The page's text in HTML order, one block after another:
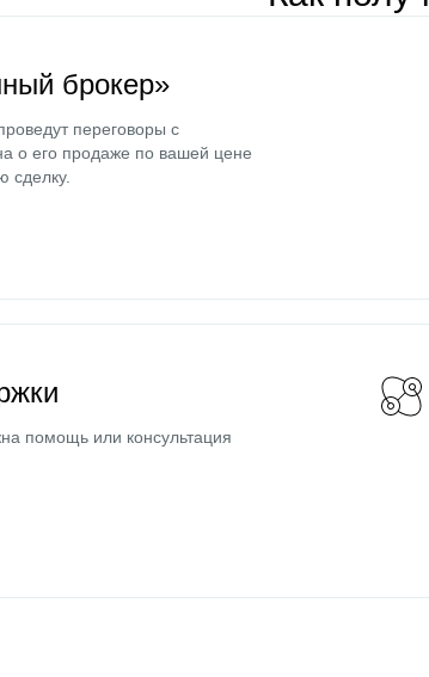
брокер»
переговоры с
о его продаже по вашей цене
сделку.
помощь или консультация